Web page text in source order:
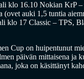
klo 16.10 Nokian KrP –
(ovet auki 1,5 tuntia
klo 17 Classic – TPS,
Cup on huipentunut
päivän mittaisena ja
joka on käsittänyt